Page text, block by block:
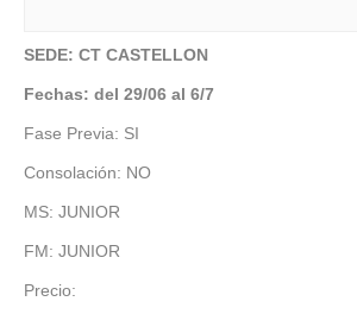
SEDE: CT CASTELLON
Fechas: del 29/06 al 6/7
Fase Previa: SI
Consolación: NO
MS: JUNIOR
FM: JUNIOR
Precio: